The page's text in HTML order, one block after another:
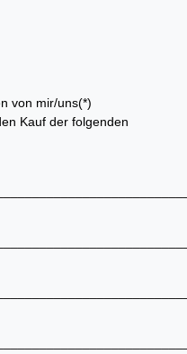
von mir/uns(*)
Kauf der folgenden